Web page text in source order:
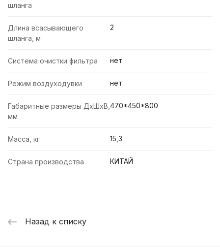
шланга
Длина всасывающего
шланга, м
2
Система очистки фильтра нет
Режим воздуходувки нет
Габаритные размеры ДхШхВ,
мм
470*450*800
Масса, кг 15,3
Страна производства КИТАЙ
Назад к списку